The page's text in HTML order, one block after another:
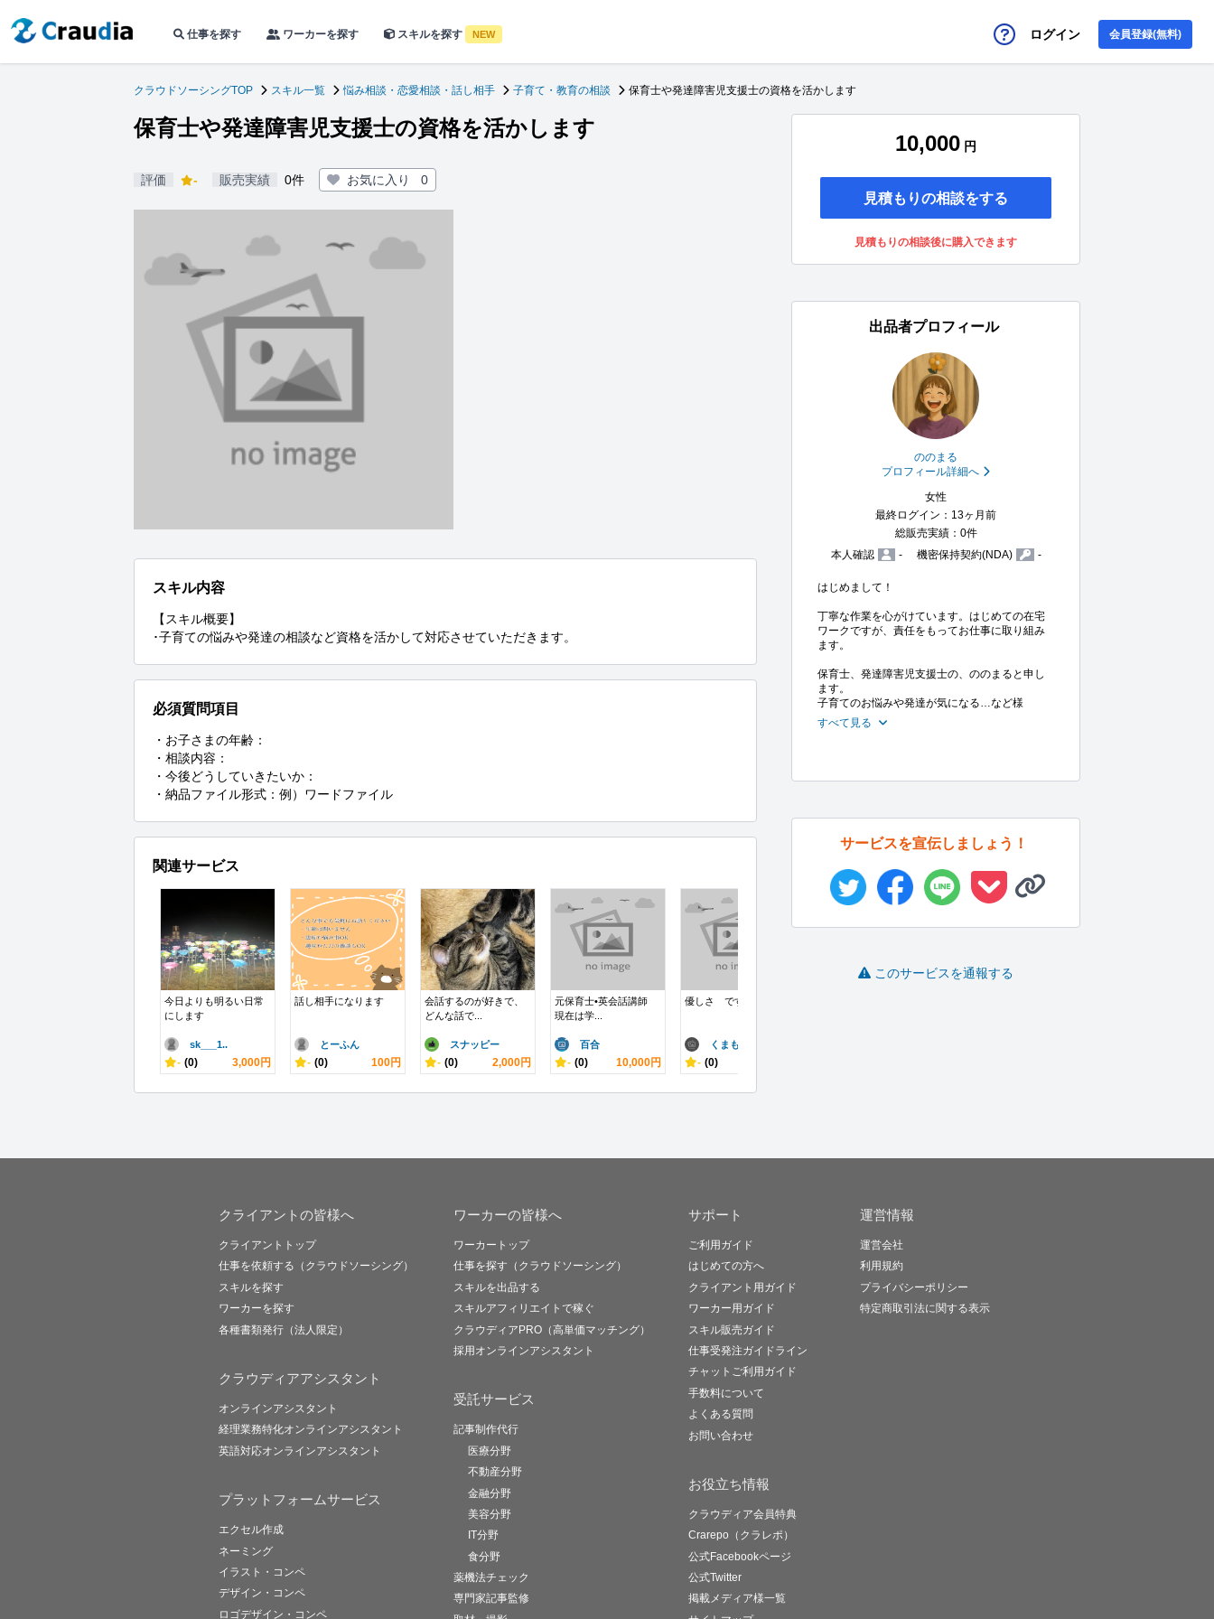
仕事を探す ワーカーを探す スキルを探す NEW ログイン 会員登録(無料)
クラウドソーシングTOP スキル一覧 悩み相談・恋愛相談・話し相手 子育て・教育の相談 保育士や発達障害児支援士の資格を活かします
保育士や発達障害児支援士の資格を活かします
評価 - 販売実績 0件 お気に入り 0
スキル内容
【スキル概要】
･子育ての悩みや発達の相談など資格を活かして対応させていただきます。
必須質問項目
・お子さまの年齢：
・相談内容：
・今後どうしていきたいか：
・納品ファイル形式：例）ワードファイル
関連サービス
今日よりも明るい日常
にします
sk___1..
- (0) 3,000円
話し相手になります
とーふん
- (0) 100円
会話するのが好きで、
どんな話で...
スナッピー
- (0) 2,000円
元保育士•英会話講師
現在は学...
百合
- (0) 10,000円
優しさ ですます
くまもんサン
- (0)
10,000 円
見積もりの相談をする
見積もりの相談後に購入できます
出品者プロフィール
ののまる
プロフィール詳細へ
女性
最終ログイン：13ヶ月前
総販売実績：0件
本人確認
- 機密保持契約(NDA) -
はじめまして！
丁寧な作業を心がけています。はじめての在宅
ワークですが、責任をもってお仕事に取り組み
ます。
保育士、発達障害児支援士の、ののまると申し
ます。
子育てのお悩みや発達が気になる…など様
すべて見る
サービスを宣伝しましょう！
このサービスを通報する
クライアントの皆様へ
クライアントトップ
仕事を依頼する（クラウドソーシング）
スキルを探す
ワーカーを探す
各種書類発行（法人限定）
クラウディアアシスタント
オンラインアシスタント
経理業務特化オンラインアシスタント
英語対応オンラインアシスタント
プラットフォームサービス
エクセル作成
ネーミング
イラスト・コンペ
デザイン・コンペ
ロゴデザイン・コンペ
ワーカーの皆様へ
ワーカートップ
仕事を探す（クラウドソーシング）
スキルを出品する
スキルアフィリエイトで稼ぐ
クラウディアPRO（高単価マッチング）
採用オンラインアシスタント
受託サービス
記事制作代行
医療分野
不動産分野
金融分野
美容分野
IT分野
食分野
薬機法チェック
専門家記事監修
サポート
ご利用ガイド
はじめての方へ
クライアント用ガイド
ワーカー用ガイド
スキル販売ガイド
仕事受発注ガイドライン
チャットご利用ガイド
手数料について
よくある質問
お問い合わせ
お役立ち情報
クラウディア会員特典
Crarepo（クラレポ）
公式Facebookページ
公式Twitter
掲載メディア様一覧
運営情報
運営会社
利用規約
プライバシーポリシー
特定商取引法に関する表示